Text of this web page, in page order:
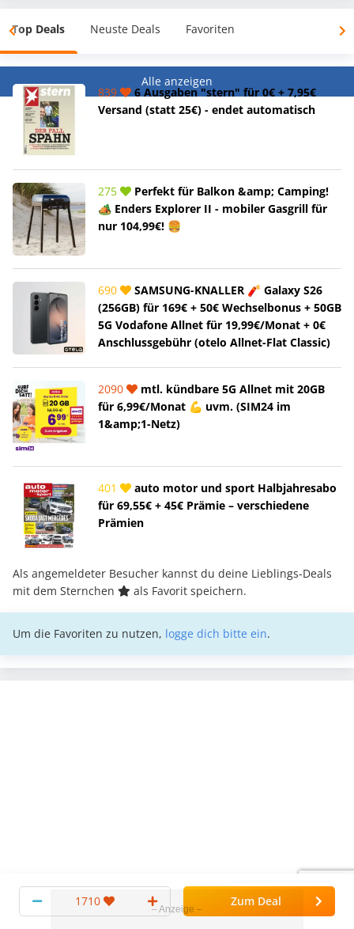
Top Deals Neuste Deals Favoriten
Alle anzeigen
839
6 Ausgaben "stern" für 0€ + 7,95€
Versand (statt 25€) - endet automatisch
275
Perfekt für Balkon &amp; Camping!
🏕️ Enders Explorer II - mobiler Gasgrill für
nur 104,99€! 🍔
690
SAMSUNG-KNALLER 🧨 Galaxy S26
(256GB) für 169€ + 50€ Wechselbonus + 50GB
5G Vodafone Allnet für 19,99€/Monat + 0€
Anschlussgebühr (otelo Allnet-Flat Classic)
2090
mtl. kündbare 5G Allnet mit 20GB
für 6,99€/Monat 💪 uvm. (SIM24 im
1&amp;1-Netz)
401
auto motor und sport Halbjahresabo
für 69,55€ + 45€ Prämie – verschiedene
Prämien
Als angemeldeter Besucher kannst du deine Lieblings-Deals
mit dem Sternchen
als Favorit speichern.
Um die Favoriten zu nutzen, logge dich bitte ein.
YOUTUBE 1710 Zum Deal